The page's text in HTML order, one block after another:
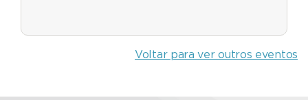
Voltar para ver outros eventos